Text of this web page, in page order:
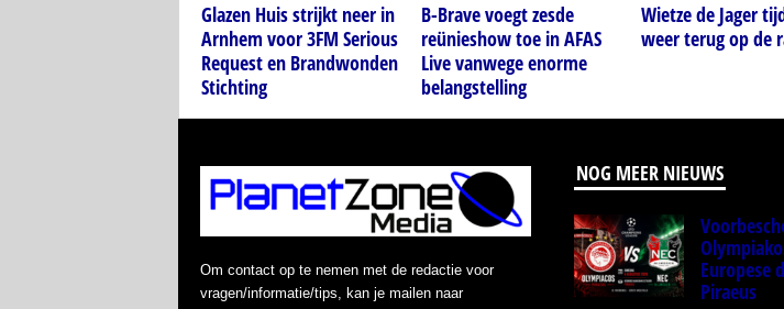
Glazen Huis strijkt neer in
Arnhem voor 3FM Serious
Request en Brandwonden
Stichting
B-Brave voegt zesde
reünieshow toe in AFAS
Live vanwege enorme
belangstelling
Wietze de Jager
weer terug op de
Om contact op te nemen met de redactie voor
vragen/informatie/tips, kan je mailen naar
NOG MEER NIEUWS
Europese
Piraeus